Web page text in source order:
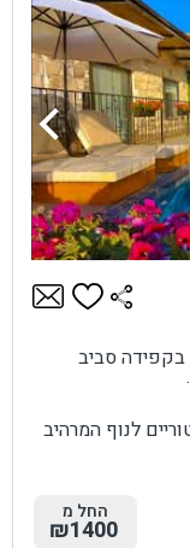
סביב
לנוף המרהיב
החל מ
₪1400